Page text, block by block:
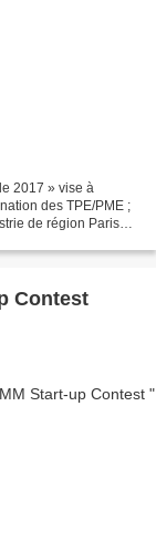
2017 » vise à
des TPE/PME ;
de région Paris
Contest